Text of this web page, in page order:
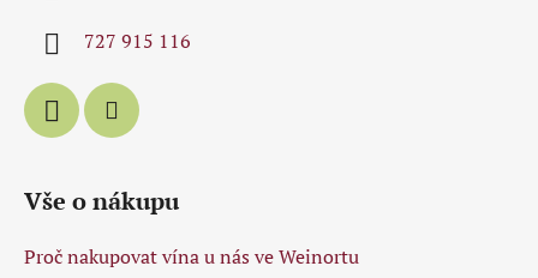
727 915 116
Vše o nákupu
Proč nakupovat vína u nás ve Weinortu